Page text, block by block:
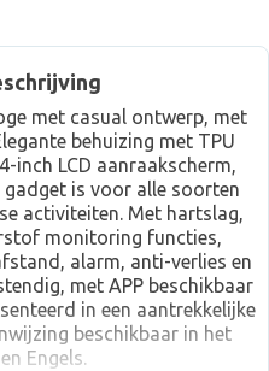
met casual ontwerp, met
behuizing met TPU
inch LCD aanraakscherm,
is voor alle soorten
activiteiten. Met hartslag,
monitoring functies,
alarm, anti-verlies en
met APP beschikbaar
in een aantrekkelijke
beschikbaar in het
Engels.